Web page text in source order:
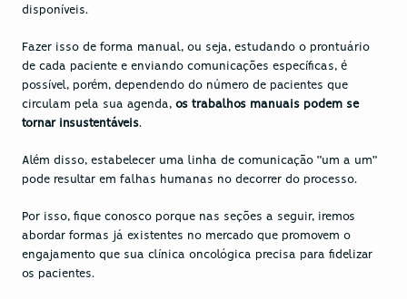
disponíveis.
Fazer isso de forma manual, ou seja, estudando o prontuário
de cada paciente e enviando comunicações específicas, é
possível, porém, dependendo do número de pacientes que
circulam pela sua agenda, os trabalhos manuais podem se
tornar insustentáveis.
Além disso, estabelecer uma linha de comunicação “um a um”
pode resultar em falhas humanas no decorrer do processo.
Por isso, fique conosco porque nas seções a seguir, iremos
abordar formas já existentes no mercado que promovem o
engajamento que sua clínica oncológica precisa para fidelizar
os pacientes.